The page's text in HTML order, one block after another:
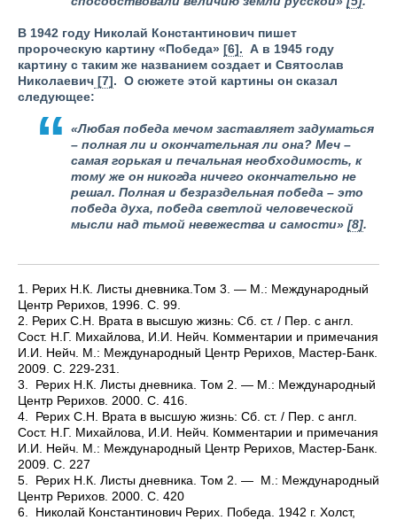
В 1942 году Николай Константинович пишет
пророческую картину «Победа» [6]. А в 1945 году
картину с таким же названием создает и Святослав
Николаевич [7]. О сюжете этой картины он сказал
следующее:
«Любая победа мечом заставляет задуматься
– полная ли и окончательная ли она? Меч –
самая горькая и печальная необходимость, к
тому же он никогда ничего окончательно не
решал. Полная и безраздельная победа – это
победа духа, победа светлой человеческой
мысли над тьмой невежества и самости» [8].
1. Рерих Н.К. Листы дневника.Том 3. — М.: Международный
Центр Рерихов, 1996. С. 99.
2. Рерих С.Н. Врата в высшую жизнь: Сб. ст. / Пер. с англ.
Сост. Н.Г. Михайлова, И.И. Нейч. Комментарии и примечания
И.И. Нейч. М.: Международный Центр Рерихов, Мастер-Банк.
2009. С. 229-231.
3.
Рерих Н.К. Листы дневника. Том 2. — М.: Международный
Центр Рерихов. 2000. С. 416.
4. Рерих С.Н. Врата в высшую жизнь: Сб. ст. / Пер. с англ.
Сост. Н.Г. Михайлова, И.И. Нейч. Комментарии и примечания
И.И. Нейч. М.: Международный Центр Рерихов, Мастер-Банк.
2009. С. 227
5.
Рерих Н.К. Листы дневника. Том 2. — М.: Международный
Центр Рерихов. 2000. С. 420
6.
Николай Константинович Рерих. Победа. 1942 г. Xолст,